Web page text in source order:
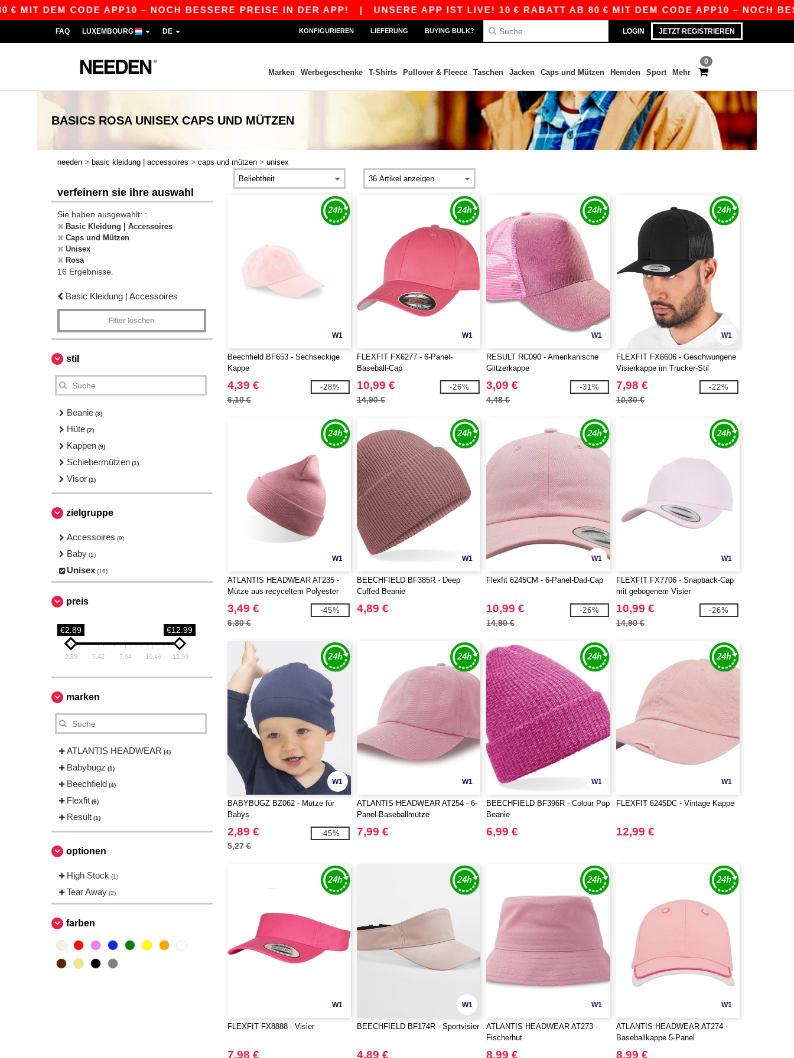
DEM CODE APP10 – NOCH BESSERE PREISE IN DER APP! | UNSERE APP IST LIVE! 10 € RABATT AB 80 € MIT DEM CODE APP10 – NOCH
LOGIN JETZT REGISTRIEREN
FAQ LUXEMBOURG DE KONFIGURIEREN LIEFERUNG BUYING BULK?
0
Marken Werbegeschenke T-Shirts Pullover & Fleece Taschen Jacken Caps und Mützen Hemden Sport Mehr
BASICS ROSA UNISEX CAPS UND MÜTZEN
needen > basic kleidung | accessoires > caps und mützen > unisex
verfeinern sie ihre auswahl
Sie haben ausgewählt: :
Basic Kleidung | Accessoires
Caps und Mützen
Unisex
Rosa
16 Ergebnisse.
Basic Kleidung | Accessoires
Filter löschen
stil
Beanie (3)
Hüte (2)
Kappen (9)
Schiebermützen (1)
Visor (1)
zielgruppe
Accessoires (9)
Baby (1)
Unisex (16)
preis
€2.89 €12.99
2.89 5.42 7.94 10.46 12.99
marken
ATLANTIS HEADWEAR (4)
Babybugz (1)
Beechfield (4)
Flexfit (6)
Result (1)
optionen
High Stock (1)
Tear Away (2)
farben
W1
Beechfield BF653 - Sechseckige
Kappe
4,39 €
6,10 €
-28%
W1
FLEXFIT FX6277 - 6-Panel-
Baseball-Cap
10,99 €
14,90 €
-26%
W1
RESULT RC090 - Amerikanische
Glitzerkappe
3,09 €
4,48 €
-31%
W1
FLEXFIT FX6606 - Geschwungene
Visierkappe im Trucker-Stil
7,98 €
10,30 €
-22%
W1
ATLANTIS HEADWEAR AT235 -
Mütze aus recyceltem Polyester
3,49 €
6,30 €
-45%
W1
BEECHFIELD BF385R - Deep
Cuffed Beanie
4,89 €
W1
Flexfit 6245CM - 6-Panel-Dad-Cap
10,99 €
14,90 €
-26%
W1
FLEXFIT FX7706 - Snapback-Cap
mit gebogenem Visier
10,99 €
14,90 €
-26%
W1
BABYBUGZ BZ062 - Mütze für
Babys
2,89 €
5,27 €
-45%
W1
ATLANTIS HEADWEAR AT254 - 6-
Panel-Baseballmütze
7,99 €
W1
BEECHFIELD BF396R - Colour Pop
Beanie
6,99 €
W1
FLEXFIT 6245DC - Vintage Kappe
12,99 €
W1
FLEXFIT FX8888 - Visier
7,98 €
W1
BEECHFIELD BF174R - Sportvisier
4,89 €
W1
ATLANTIS HEADWEAR AT273 -
Fischerhut
8,99 €
W1
ATLANTIS HEADWEAR AT274 -
Baseballkappe 5-Panel
8,99 €